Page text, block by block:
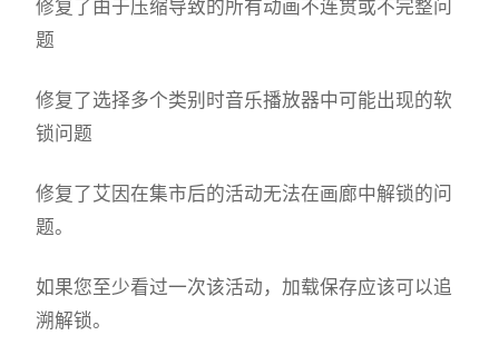
修复了由于压缩导致的所有动画不连贯或不完整问
题
修复了选择多个类别时音乐播放器中可能出现的软
锁问题
修复了艾因在集市后的活动无法在画廊中解锁的问
题。
如果您至少看过一次该活动，加载保存应该可以追
溯解锁。